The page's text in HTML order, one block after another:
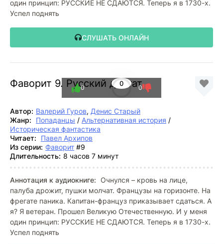
один принцип: РУССКИЕ НЕ СДАЮТСЯ. Теперь я в 1730-х.
Успел поднять
СЛУШАТЬ ОНЛАЙН
Фаворит 9. Русский диктат
0
0 0
Автор: Валерий Гуров, Денис Старый
Жанр:
Попаданцы / Альтернативная история /
Историческая фантастика
Читает:
Павел Архипов
Из серии: Фаворит #9
Длительность: 8 часов 7 минут
Аннотация к аудиокниге: Очнулся – кровь на лице,
палуба дрожит, пушки молчат. Французы на горизонте. На
фрегате паника. Капитан-француз приказывает сдаться. А
я? Я ветеран. Прошел Великую Отечественную. И у меня
один принцип: РУССКИЕ НЕ СДАЮТСЯ. Теперь я в 1730-х.
Успел поднять